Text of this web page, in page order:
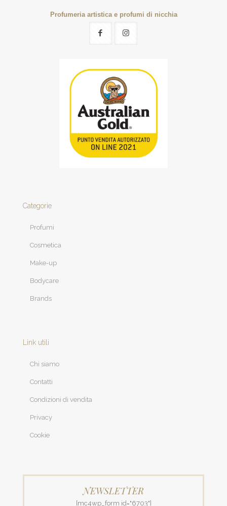
Profumeria artistica e profumi di nicchia
Categorie
Profumi
Cosmetica
Make-up
Bodycare
Brands
Link utili
Chi siamo
Contatti
Condizioni di vendita
Privacy
Cookie
NEWSLETTER
[mc4wp_form id="6703"]